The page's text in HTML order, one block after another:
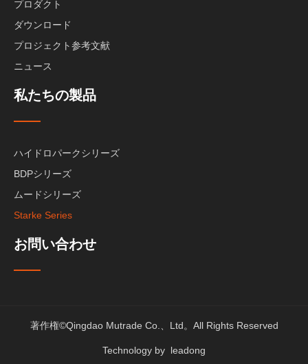
プロダクト
ダウンロード
プロジェクト参考文献
ニュース
私たちの製品
ハイドロパークシリーズ
BDPシリーズ
ムードシリーズ
Starke Series
お問い合わせ
著作権©Qingdao Mutrade Co.、Ltd。All Rights Reserved
Technology by leadong